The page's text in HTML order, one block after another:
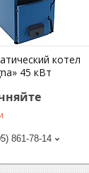
котел
45 кВт
861-78-14